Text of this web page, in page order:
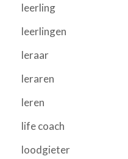
leerling
leerlingen
leraar
leraren
leren
life coach
loodgieter